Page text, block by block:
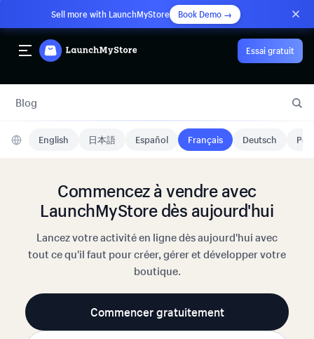
Sell more with LaunchMyStore Book Demo →
Essai gratuit
Blog
English 日本語 Español Français Deutsch
Commencez à vendre avec
LaunchMyStore dès aujourd'hui
Lancez votre activité en ligne dès aujourd'hui avec
tout ce qu'il faut pour créer, gérer et développer votre
boutique.
Commencer gratuitement